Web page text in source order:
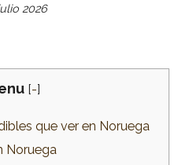
2026
[-]
que ver en Noruega
Noruega